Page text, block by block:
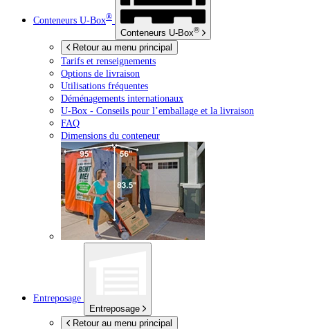
Conteneurs U-Box®
Conteneurs U-Box®
Retour au menu principal
Tarifs et renseignements
Options de livraison
Utilisations fréquentes
Déménagements internationaux
U-Box - Conseils pour l’emballage et la livraison
FAQ
Dimensions du conteneur
Entreposage
Entreposage
Retour au menu principal